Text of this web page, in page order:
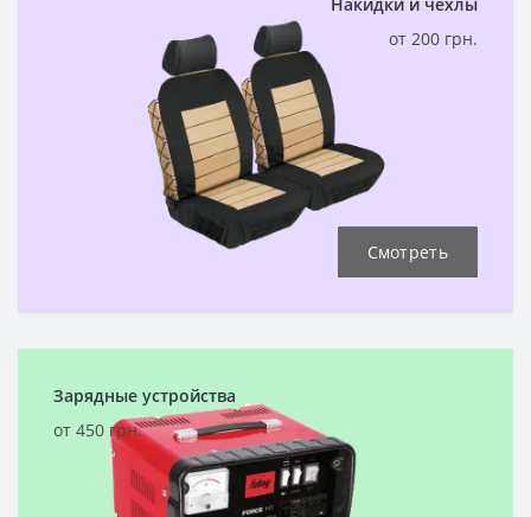
от 200 грн.
Смотреть
Зарядные устройства
от 450 грн.